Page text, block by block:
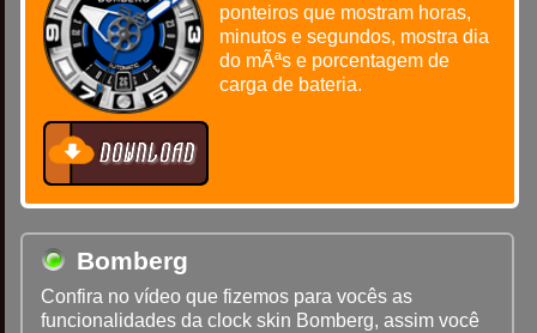
ponteiros que mostram horas,
minutos e segundos, mostra dia
do mÃªs e porcentagem de
carga de bateria.
Bomberg
Confira no vídeo que fizemos para vocês as
funcionalidades da clock skin Bomberg, assim você